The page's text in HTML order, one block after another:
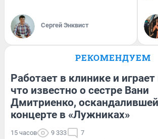
Сергей Энквист
РЕКОМЕНДУЕМ
Работает в клинике и
что известно о сестре Вани
Дмитриенко,
концерте в «Лужниках»
15 часов 9 333 7